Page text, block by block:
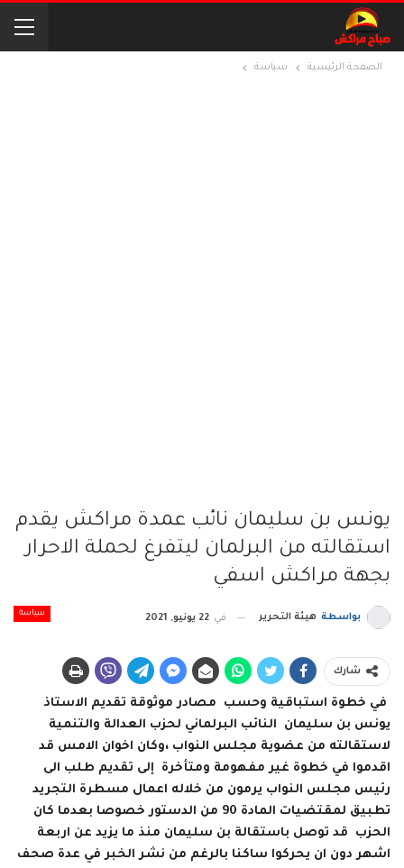
الصفحة الرئيسية سياسة
يونس بن سليمان نائب عمدة مراكش يقدم
استقالته من البرلمان ليتفرغ لحملة الاحرار
بجهة مراكش اسفي
سياسة بواسطة هيئة التحرير في 22 يونيو, 2021
شارك
في خطوة استباقية وحسب مصادر موثوقة تقديم الاستاذ
يونس بن سليمان النائب البرلماني لحزب العدالة والتنمية
لاستقالته من عضوية مجلس النواب ،وكان اخوان الامس قد
اقدموا في خطوة غير مفهومة ومتأخرة إلى تقديم طلب الى
رئيس مجلس النواب يرمون من خلاله اعمال مسطرة التجريد
تطبيق لمقتضيات المادة 90 من الدستور خصوصا بعدما كان
الحزب قد توصل باستقالة بن سليمان منذ ما يزيد عن اربعة
اشهر دون ان يحركوا ساكنا بالرغم من نشر الخبر في عدة صحف